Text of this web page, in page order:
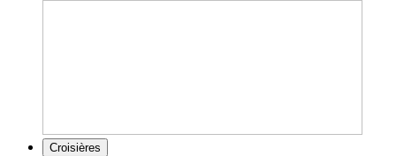
Croisières